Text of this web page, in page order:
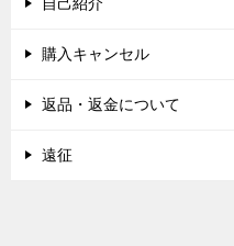
購入キャンセル
返品・返金について
遠征